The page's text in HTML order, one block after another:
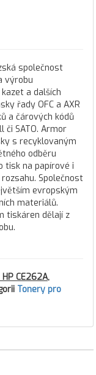
společnost
výrobu
a dalších
řady OFC a AXR
a čárových kódů
či SATO. Armor
s recyklovaným
odběru
tisk na papírové i
Společnost
evropským
materiálů.
tiskáren dělají z
CE262A,
Tonery pro